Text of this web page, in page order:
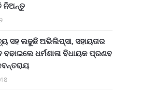
ନିଅନ୍ତୁ
ସହ ଲଢୁଛି ଅଭିଲିପ୍ସା, ସହାୟତାର
ବଢାଇଲେ ଧର୍ମଶାଳା ବିଧାୟକ ପ୍ରଣବ